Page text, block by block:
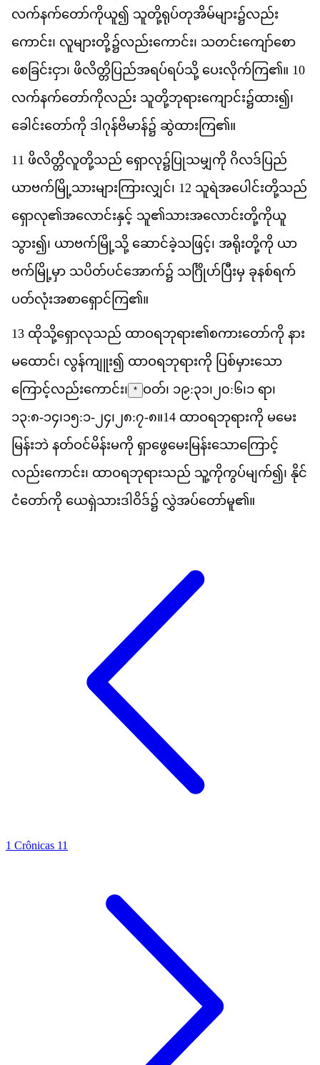
လကနကတကယူ၍ သတရပတအမများ၌​လည
ကင်း၊ လမတို့၌​လညကင်း၊ သတငကစ
စ ခငငှာ၊ ဖလတ ပညအရပရပသ ပလက ကြ၏။ 10
လကနကတကလည သတဘရကင်း၌​ထား၍၊
ခ ငတက ဒ ဂနဗမန်၌ ဆထ ကြ၏။
11 ဖလတလတသည ရလု၌​ ပသမက ဂလဒ ပည
ယဗက မ သမ ကလင်၊ 12 သရအပ ငတသည
ရလု၏​အလငနင သူ၏​သအလငတကယ
သွား၍၊ ယဗက မ သ ဆငခသ ဖင့်၊ အရတက ယ
ဗက မ မ သပတပငအက်၌ သငဟ ပမ ခနစရက
ပတလအစရင ကြ၏။
13 ထသရလသည ထဝရဘရား၏​စကတက န
မထင်၊ လနကျူး၍ ထဝရဘရက ပစမသ
ကငလညကင်း၊ * ဝတ်၊ ၁၉:၃၁၊ ၂၀:၆၊၁ ရာ၊
၁၃:၈-၁၄၊၁၅:၁-၂၄၊ ၂၈:၇-၈။14 ထဝရဘရက မမ
မနဘ နတဝငမနမက ရဖမ မနသကင
လညကင်း၊ ထဝရဘရသည သကကပမက်၍၊ နင
ငတက ယရသဒ ဝဒ်၌ လအပတမူ၏။
1 Crônicas 11